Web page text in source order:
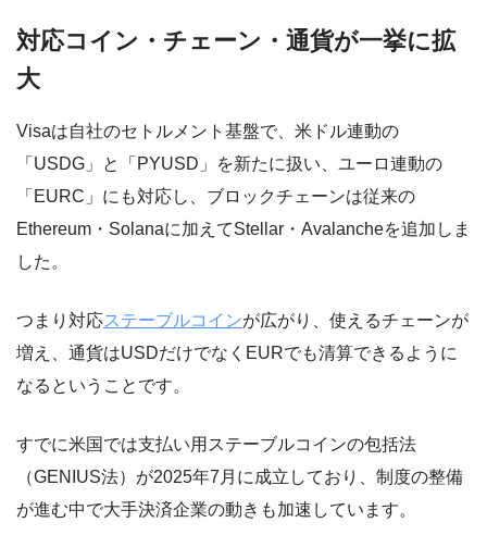
対応コイン・チェーン・通貨が一挙に拡
大
Visaは自社のセトルメント基盤で、米ドル連動の
「USDG」と「PYUSD」を新たに扱い、ユーロ連動の
「EURC」にも対応し、ブロックチェーンは従来の
Ethereum・Solanaに加えてStellar・Avalancheを追加しま
した。
つまり対応ステーブルコインが広がり、使えるチェーンが
増え、通貨はUSDだけでなくEURでも清算できるように
なるということです。
すでに米国では支払い用ステーブルコインの包括法
（GENIUS法）が2025年7月に成立しており、制度の整備
が進む中で大手決済企業の動きも加速しています。